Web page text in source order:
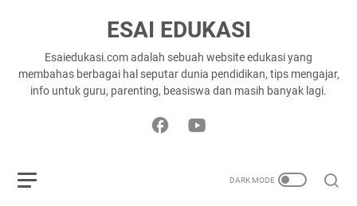
ESAI EDUKASI
Esaiedukasi.com adalah sebuah website edukasi yang
membahas berbagai hal seputar dunia pendidikan, tips mengajar,
info untuk guru, parenting, beasiswa dan masih banyak lagi.